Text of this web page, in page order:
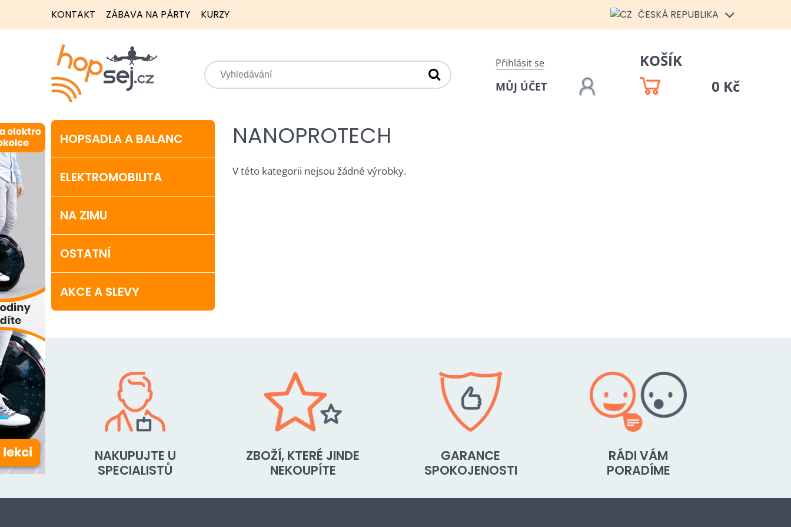
KONTAKT ZÁBAVA NA PÁRTY KURZY ČESKÁ REPUBLIKA
Přihlásit se
MŮJ ÚČET
KOŠÍK
0 Kč
HOPSADLA A BALANC
ELEKTROMOBILITA
NA ZIMU
OSTATNÍ
AKCE A SLEVY
NANOPROTECH
V této kategorii nejsou žádné výrobky.
NAKUPUJTE U
SPECIALISTŮ
ZBOŽÍ, KTERÉ JINDE
NEKOUPÍTE
GARANCE
SPOKOJENOSTI
RÁDI VÁM
PORADÍME